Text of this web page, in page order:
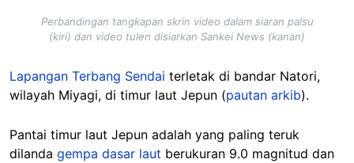
Perbandingan tangkapan skrin video dalam siaran palsu
(kiri) dan video tulen disiarkan Sankei News (kanan)
Lapangan Terbang Sendai terletak di bandar Natori,
wilayah Miyagi, di timur laut Jepun (pautan arkib).
Pantai timur laut Jepun adalah yang paling teruk
dilanda gempa dasar laut berukuran 9.0 magnitud dan